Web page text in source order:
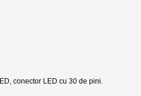
conector LED cu 30 de pini.